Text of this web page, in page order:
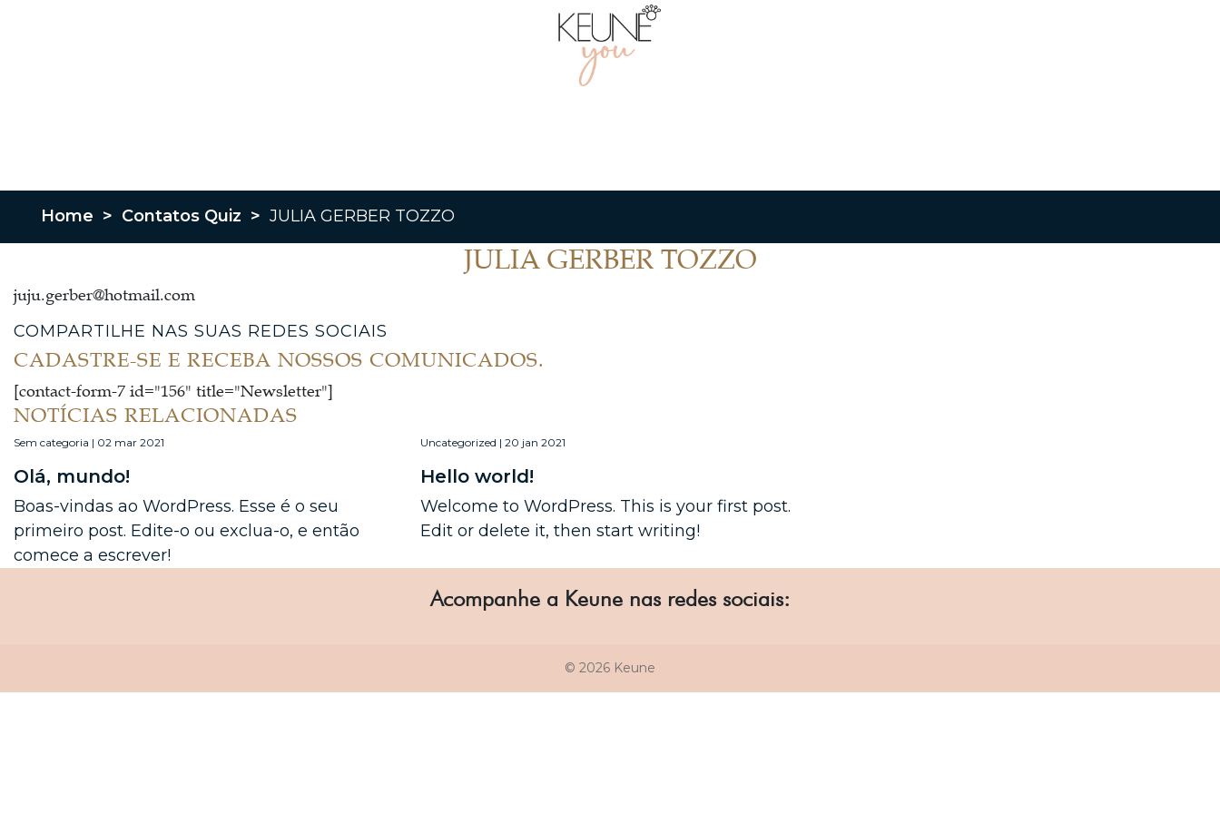
Home > Contatos Quiz > JULIA GERBER TOZZO
JULIA GERBER TOZZO
juju.gerber@hotmail.com
COMPARTILHE NAS SUAS REDES SOCIAIS
CADASTRE-SE E RECEBA NOSSOS COMUNICADOS.
[contact-form-7 id="156" title="Newsletter"]
NOTÍCIAS RELACIONADAS
Sem categoria | 02 mar 2021
Olá, mundo!
Boas-vindas ao WordPress. Esse é o seu
primeiro post. Edite-o ou exclua-o, e então
comece a escrever!
Uncategorized | 20 jan 2021
Hello world!
Welcome to WordPress. This is your first post.
Edit or delete it, then start writing!
Acompanhe a Keune nas redes sociais:
© 2026 Keune